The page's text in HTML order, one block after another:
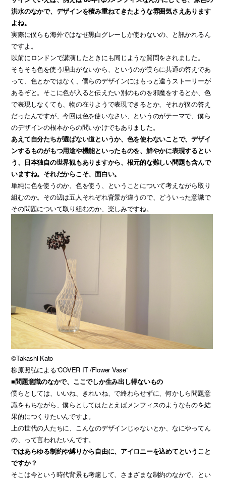
洪水のなかで、デザインを積み重ねてきたような雰囲気さえあります
よね。
実際に僕らも海外ではなぜ黒白グレーしか使わないの、と訊かれるん
ですよ。
以前にロンドンで講演したときにも同じような質問をされました。
そもそも色を使う理由がないから、というのが僕らに共通の答えであ
って、色とかではなく、僕らのデザインにはもっと違うストーリーが
あるぞと。そこに色が入ると伝えたい別のものを邪魔をするとか、色
で表現しなくても、物の在りようで表現できるとか、それが僕の答え
だったんですが、今回は色を使いなさい、というのがテーマで、僕ら
のデザインの根本からの問いかけでもありました。
あえて自分たちが選ばない道というか、色を使わないことで、デザイ
ンするものがもつ用途や機能といったものを、鮮やかに表現するとい
う、日本独自の世界観もありますから、根元的な難しい問題も含んで
いますね。それだからこそ、面白い。
単純に色を使うのか、色を使う、ということについて考えながら取り
組むのか。その辺は五人それぞれ背景が違うので、どういった意識で
その問題について取り組むのか、楽しみですね。
©Takashi Kato
柳原照弘による”COVER IT /Flower Vase”
■問題意識のなかで、ここでしか生み出し得ないもの
僕らとしては、いいね、きれいね、で終わらせずに、何かしら問題意
識をもちながら、僕らとしてはたとえばメンフィスのようなものを結
果的につくりたいんですよ。
上の世代の人たちに、こんなのデザインじゃないとか、なにやってん
の、って言われたいんです。
ではあらゆる制約や縛りから自由に、アイロニーを込めてということ
ですか？
そこは今という時代背景も考慮して、さまざまな制約のなかで、とい